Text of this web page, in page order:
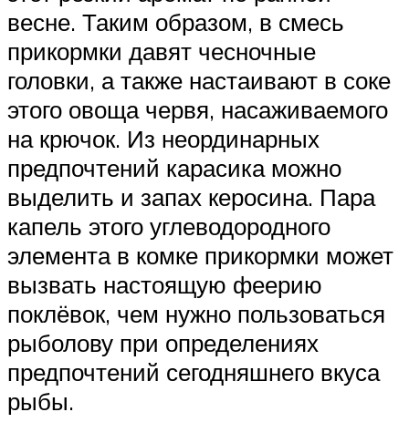
весне. Таким образом, в смесь
прикормки давят чесночные
головки, а также настаивают в соке
этого овоща червя, насаживаемого
на крючок. Из неординарных
предпочтений карасика можно
выделить и запах керосина. Пара
капель этого углеводородного
элемента в комке прикормки может
вызвать настоящую феерию
поклёвок, чем нужно пользоваться
рыболову при определениях
предпочтений сегодняшнего вкуса
рыбы.